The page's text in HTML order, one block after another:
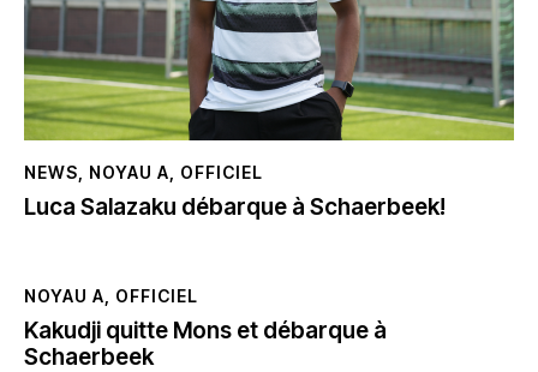
NEWS NOYAU A OFFICIEL
Luca Salazaku débarque à Schaerbeek!
NOYAU A OFFICIEL
Kakudji quitte Mons et débarque à
Schaerbeek